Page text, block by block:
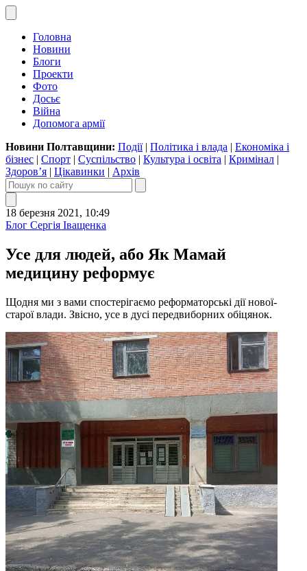
Головна
Новини
Блоги
Проекти
Фото
Досьє
Війна
Допомога армії
Новини Полтавщини: Події| Політика і влада | Економіка і
бізнес | Спорт | Суспільство | Культура і освіта | Кримінал |
Здоров’я | Цікавинки | Архів
18 березня 2021, 10:49
Блог Сергія Іващенка
Усе для людей, або Як Мамай
медицину реформує
Щодня ми з вами спостерігаємо реформаторські дії нової-
старої влади. Звісно, усе в дусі передвиборних обіцянок.